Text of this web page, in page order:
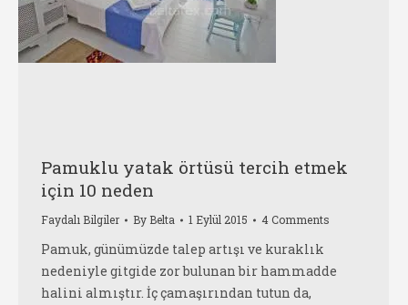
Pamuklu yatak örtüsü tercih etmek
için 10 neden
Faydalı Bilgiler By Belta 1 Eylül 2015 4 Comments
Pamuk, günümüzde talep artışı ve kuraklık
nedeniyle gitgide zor bulunan bir hammadde
halini almıştır. İç çamaşırından tutun da,